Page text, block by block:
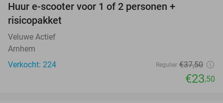
Huur e-scooter voor 1 of 2 personen +
risicopakket
Veluwe Actief
Arnhem
Verkocht: 224
Regulier €37,50
€23,50